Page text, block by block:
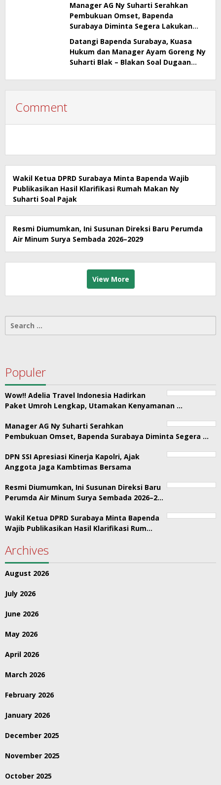
Manager AG Ny Suharti Serahkan
Pembukuan Omset, Bapenda
Surabaya Diminta Segera Lakukan
Datangi Bapenda Surabaya, Kuasa
Hukum dan Manager Ayam Goreng Ny
Suharti Blak – Blakan Soal Dugaan
Comment
Wakil Ketua DPRD Surabaya Minta Bapenda Wajib
Publikasikan Hasil Klarifikasi Rumah Makan Ny
Suharti Soal Pajak
Resmi Diumumkan, Ini Susunan Direksi Baru Perumda
Air Minum Surya Sembada 2026–2029
View More
Search
Populer
Wow!! Adelia Travel Indonesia Hadirkan
Paket Umroh Lengkap, Utamakan Kenyamanan …
Manager AG Ny Suharti Serahkan
Pembukuan Omset, Bapenda Surabaya Diminta Segera …
DPN SSI Apresiasi Kinerja Kapolri, Ajak
Anggota Jaga Kambtimas Bersama
Resmi Diumumkan, Ini Susunan Direksi Baru
Perumda Air Minum Surya Sembada 2026–2…
Wakil Ketua DPRD Surabaya Minta Bapenda
Wajib Publikasikan Hasil Klarifikasi Rum…
Archives
August 2026
July 2026
June 2026
May 2026
April 2026
March 2026
February 2026
January 2026
December 2025
November 2025
October 2025